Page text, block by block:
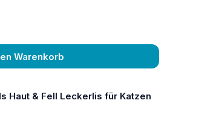
Warenkorb
Haut & Fell Leckerlis für Katzen